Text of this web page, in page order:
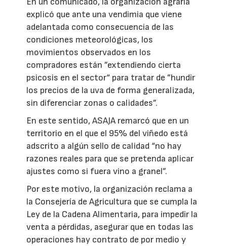
explicó que ante una vendimia que viene
adelantada como consecuencia de las
condiciones meteorológicas, los
movimientos observados en los
compradores están ”extendiendo cierta
psicosis en el sector“ para tratar de ”hundir
los precios de la uva de forma generalizada,
sin diferenciar zonas o calidades”.
En este sentido, ASAJA remarcó que en un
territorio en el que el 95% del viñedo está
adscrito a algún sello de calidad “no hay
razones reales para que se pretenda aplicar
ajustes como si fuera vino a granel”.
Por este motivo, la organización reclama a
la Consejería de Agricultura que se cumpla la
Ley de la Cadena Alimentaria, para impedir la
venta a pérdidas, asegurar que en todas las
operaciones hay contrato de por medio y